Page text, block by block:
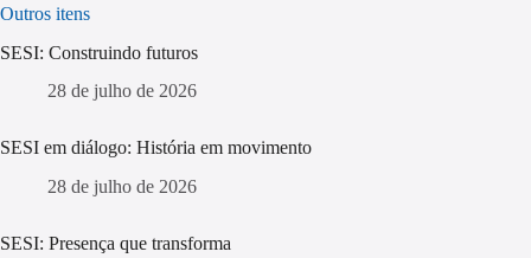
Outros itens
SESI: Construindo futuros
28 de julho de 2026
SESI em diálogo: História em movimento
28 de julho de 2026
SESI: Presença que transforma